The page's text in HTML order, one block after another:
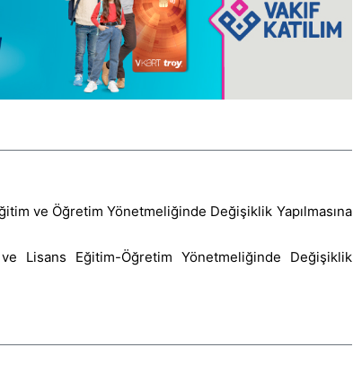
ve Öğretim Yönetmeliğinde Değişiklik Yapılmasına
Lisans Eğitim-Öğretim Yönetmeliğinde Değişiklik